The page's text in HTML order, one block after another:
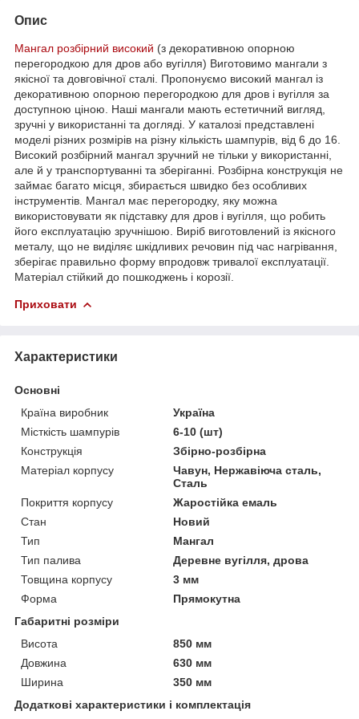
Опис
Мангал розбірний високий (з декоративною опорною
перегородкою для дров або вугілля) Виготовимо мангали з
якісної та довговічної сталі. Пропонуємо високий мангал із
декоративною опорною перегородкою для дров і вугілля за
доступною ціною. Наші мангали мають естетичний вигляд,
зручні у використанні та догляді. У каталозі представлені
моделі різних розмірів на різну кількість шампурів, від 6 до 16.
Високий розбірний мангал зручний не тільки у використанні,
але й у транспортуванні та зберіганні. Розбірна конструкція не
займає багато місця, збирається швидко без особливих
інструментів. Мангал має перегородку, яку можна
використовувати як підставку для дров і вугілля, що робить
його експлуатацію зручнішою. Виріб виготовлений із якісного
металу, що не виділяє шкідливих речовин під час нагрівання,
зберігає правильно форму впродовж тривалої експлуатації.
Матеріал стійкий до пошкоджень і корозії.
Приховати
Характеристики
Основні
Країна виробник
Україна
Місткість шампурів
6-10 (шт)
Конструкція
Збірно-розбірна
Матеріал корпусу
Чавун, Нержавіюча сталь,
Сталь
Покриття корпусу
Жаростійка емаль
Стан
Новий
Тип
Мангал
Тип палива
Деревне вугілля, дрова
Товщина корпусу
3 мм
Форма
Прямокутна
Габаритні розміри
Висота
850 мм
Довжина
630 мм
Ширина
350 мм
Додаткові характеристики і комплектація